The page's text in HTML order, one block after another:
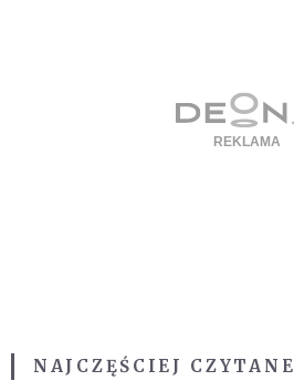
NAJCZĘŚCIEJ CZYTANE